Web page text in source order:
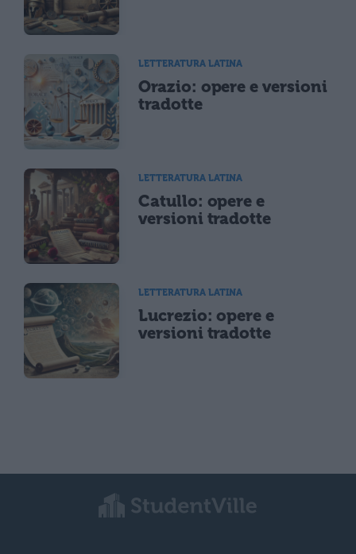
LETTERATURA LATINA
Orazio: opere e versioni
tradotte
LETTERATURA LATINA
Catullo: opere e
versioni tradotte
LETTERATURA LATINA
Lucrezio: opere e
versioni tradotte